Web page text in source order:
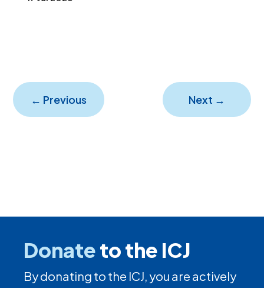
← Previous Next →
Donateto the ICJ
By donating to the ICJ, you are actively